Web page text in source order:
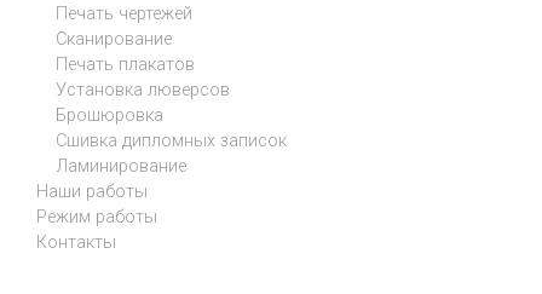
Печать чертежей
Сканирование
Печать плакатов
Установка люверсов
Брошюровка
Сшивка дипломных записок
Ламинирование
Наши работы
Режим работы
Контакты